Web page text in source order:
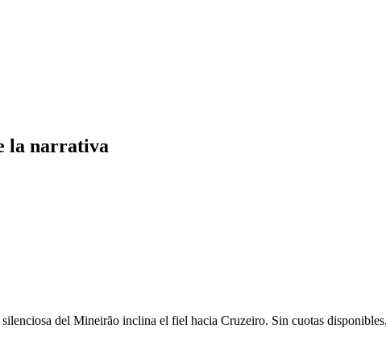
la narrativa
del Mineirão inclina el fiel hacia Cruzeiro. Sin cuotas